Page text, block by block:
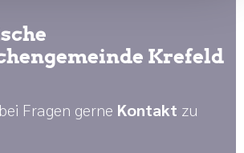
Krefeld
Fragen gerne Kontakt zu